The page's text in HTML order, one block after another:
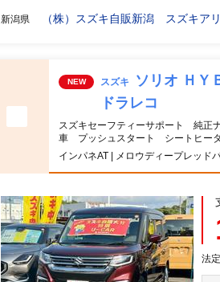
新潟県 （株）スズキ自販新潟 スズキア
NEW スズキ
ソリオ Ｈ
ドラレコ
スズキセーフティーサポート 純
車 プッシュスタート シートヒー
インパネAT | メロウディープレッド
法